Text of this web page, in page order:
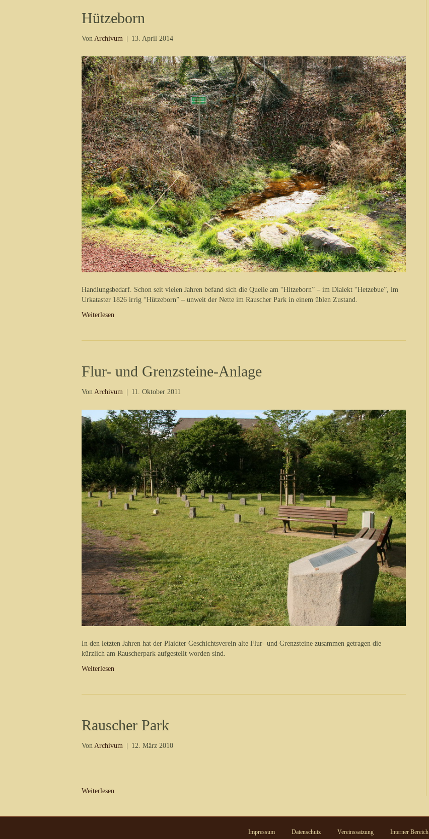
Hützeborn
Von Archivum | 13. April 2014
Handlungsbedarf. Schon seit vielen Jahren befand sich die Quelle am “Hitzeborn” – im Dialekt “Hetzebue”, im
Urkataster 1826 irrig “Hützeborn” – unweit der Nette im Rauscher Park in einem üblen Zustand.
Weiterlesen
Flur- und Grenzsteine-Anlage
Von Archivum 11. Oktober 2011
In den letzten Jahren hat der Plaidter Geschichtsverein alte Flur- und Grenzsteine zusammen getragen die
kürzlich am Rauscherpark aufgestellt worden sind.
Weiterlesen
Rauscher Park
Von Archivum 12. März 2010
Weiterlesen
Impressum Datenschutz Vereinssatzung Interner Bereich